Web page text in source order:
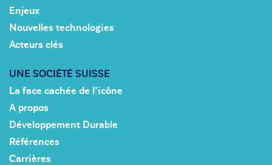
Enjeux
Nouvelles technologies
Acteurs clés
UNE SOCIÉTÉ SUISSE
La face cachée de l’icône
A propos
Développement Durable
Références
Carrières